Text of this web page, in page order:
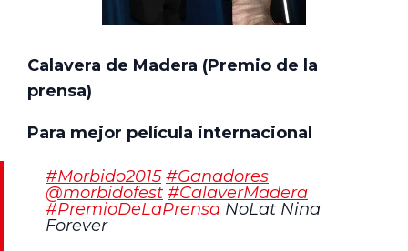
Calavera de Madera (Premio de la
prensa)
Para mejor película internacional
#Morbido2015 #Ganadores
@morbidofest #CalaverMadera
#PremioDeLaPrensa NoLat Nina
Forever